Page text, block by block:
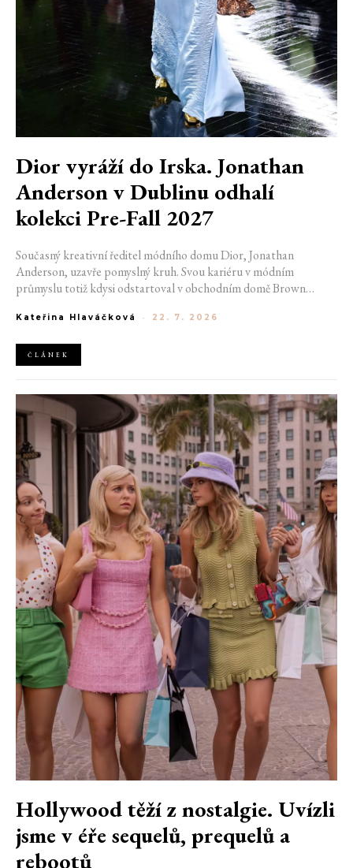
Dior vyráží do Irska. Jonathan
Anderson v Dublinu odhalí
kolekci Pre-Fall 2027
Současný kreativní ředitel módního domu Dior, Jonathan
Anderson, uzavře pomyslný kruh. Svou kariéru v módním
průmyslu totiž kdysi odstartoval v obchodním domě Brown
jedné z největších luxusních značek světa. V prosinci totiž v
Fall 2027.
Kateřina Hlaváčková - 22. 7. 2026
ČLÁNEK
Hollywood těží z nostalgie. Uvízli
jsme v éře sequelů, prequelů a
rebootů